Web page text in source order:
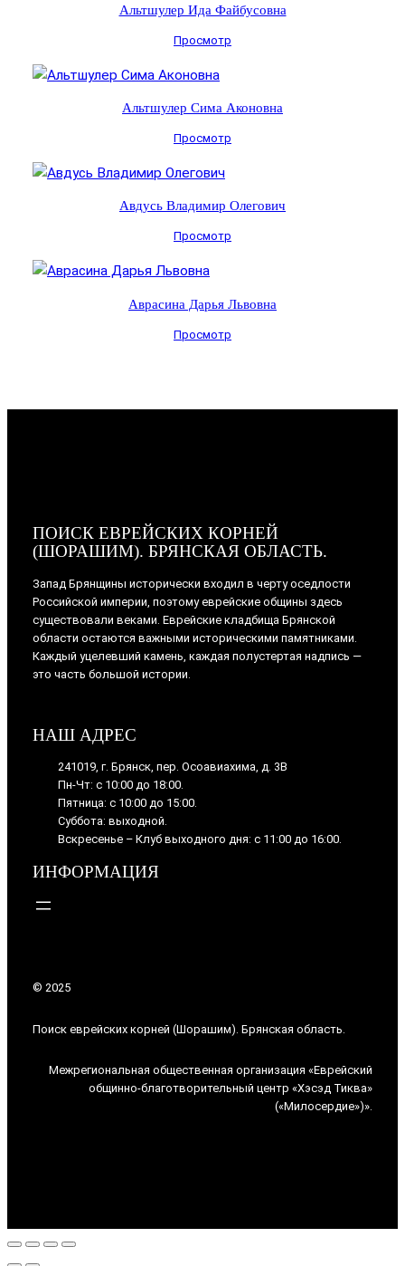
Альтшулер Ида Файбусовна
Просмотр
Альтшулер Сима Аконовна
Просмотр
Авдусь Владимир Олегович
Просмотр
Аврасина Дарья Львовна
Просмотр
ПОИСК ЕВРЕЙСКИХ КОРНЕЙ
(ШОРАШИМ). БРЯНСКАЯ ОБЛАСТЬ.
Запад Брянщины исторически входил в черту оседлости
Российской империи, поэтому еврейские общины здесь
существовали веками. Еврейские кладбища Брянской
области остаются важными историческими памятниками.
Каждый уцелевший камень, каждая полустертая надпись —
это часть большой истории.
НАШ АДРЕС
241019, г. Брянск, пер. Осоавиахима, д. 3В
Пн-Чт: с 10:00 до 18:00.
Пятница: с 10:00 до 15:00.
Суббота: выходной.
Вскресенье – Клуб выходного дня: с 11:00 до 16:00.
ИНФОРМАЦИЯ
© 2025
Поиск еврейских корней (Шорашим). Брянская область.
Межрегиональная общественная организация «Еврейский
общинно-благотворительный центр «Хэсэд Тиква»
(«Милосердие»)».